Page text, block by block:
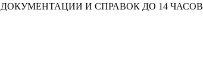
И СПРАВОК ДО 14 ЧАСОВ